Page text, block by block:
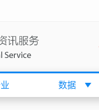
数据